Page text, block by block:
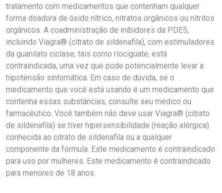
tratamento com medicamentos que contenham qualquer
forma doadora de óxido nítrico, nitratos orgânicos ou nitritos
orgânicos. A coadministração de inibidores da PDE5,
incluindo Viagra® (citrato de sildenafila), com estimuladores
da guanilato ciclase, tais como riociguate, está
contraindicada, uma vez que pode potencialmente levar a
hipotensão sintomática. Em caso de dúvida, se o
medicamento que você está usando é um medicamento que
contenha essas substâncias, consulte seu médico ou
farmacêutico. Você também não deve usar Viagra® (citrato
de sildenafila) se tiver hipersensibilidade (reação alérgica)
conhecida ao citrato de sildenafila ou a qualquer
componente da fórmula. Este medicamento é contraindicado
para uso por mulheres. Este medicamento é contraindicado
para menores de 18 anos.